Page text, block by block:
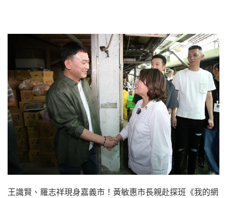
王識賢、羅志祥現身嘉義市！黃敏惠市長親赴探班《我的網